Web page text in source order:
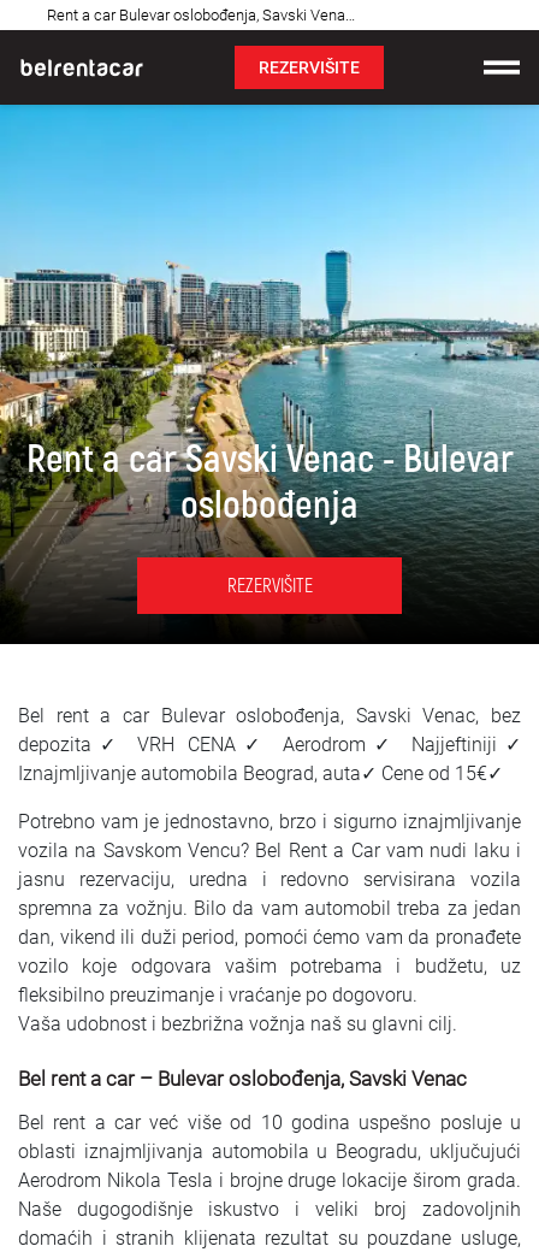
Rent a car Bulevar oslobođenja, Savski Venac: Bel✓
pitanja
REZERVIŠITE
O nama
Najčešća pitanja
Blog
Kontakt
SRPSKI
Rent a car Savski Venac - Bulevar
oslobođenja
REZERVIŠITE
Bel rent a car Bulevar oslobođenja, Savski Venac, bez
depozita✓ VRH CENA✓ Aerodrom✓ Najjeftiniji✓
Iznajmljivanje automobila Beograd, auta✓ Cene od 15€✓
Potrebno vam je jednostavno, brzo i sigurno iznajmljivanje
vozila na Savskom Vencu? Bel Rent a Car vam nudi laku i
jasnu rezervaciju, uredna i redovno servisirana vozila
spremna za vožnju. Bilo da vam automobil treba za jedan
dan, vikend ili duži period, pomoći ćemo vam da pronađete
vozilo koje odgovara vašim potrebama i budžetu, uz
fleksibilno preuzimanje i vraćanje po dogovoru.
Vaša udobnost i bezbrižna vožnja naš su glavni cilj.
Bel rent a car – Bulevar oslobođenja, Savski Venac
Bel rent a car već više od 10 godina uspešno posluje u
oblasti iznajmljivanja automobila u Beogradu, uključujući
Aerodrom Nikola Tesla i brojne druge lokacije širom grada.
Naše dugogodišnje iskustvo i veliki broj zadovoljnih
domaćih i stranih klijenata rezultat su pouzdane usluge,